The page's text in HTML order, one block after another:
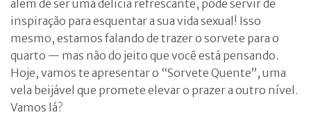
além de ser uma delícia refrescante, pode servir de
inspiração para esquentar a sua vida sexual! Isso
mesmo, estamos falando de trazer o sorvete para o
quarto — mas não do jeito que você está pensando.
Hoje, vamos te apresentar o “Sorvete Quente”, uma
vela beijável que promete elevar o prazer a outro nível.
Vamos lá?